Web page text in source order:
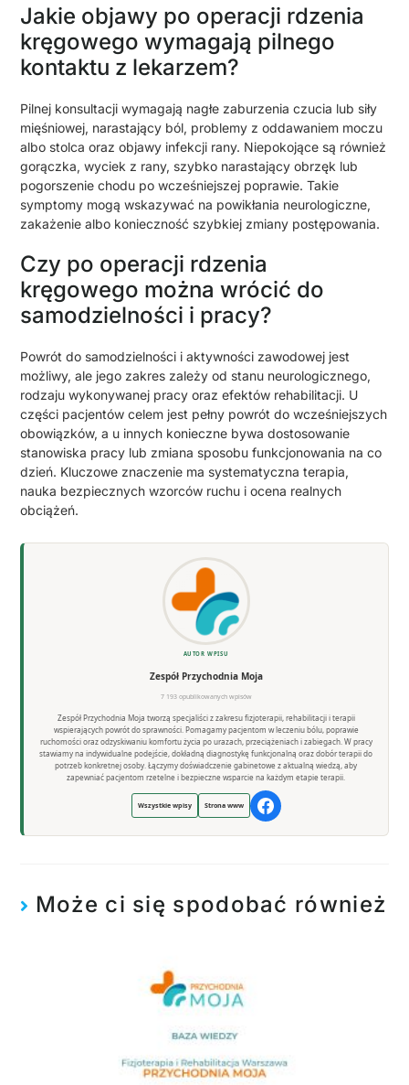
Jakie objawy po operacji rdzenia
kręgowego wymagają pilnego
kontaktu z lekarzem?
Pilnej konsultacji wymagają nagłe zaburzenia czucia lub siły
mięśniowej, narastający ból, problemy z oddawaniem moczu
albo stolca oraz objawy infekcji rany. Niepokojące są również
gorączka, wyciek z rany, szybko narastający obrzęk lub
pogorszenie chodu po wcześniejszej poprawie. Takie
symptomy mogą wskazywać na powikłania neurologiczne,
zakażenie albo konieczność szybkiej zmiany postępowania.
Czy po operacji rdzenia
kręgowego można wrócić do
samodzielności i pracy?
Powrót do samodzielności i aktywności zawodowej jest
możliwy, ale jego zakres zależy od stanu neurologicznego,
rodzaju wykonywanej pracy oraz efektów rehabilitacji. U
części pacjentów celem jest pełny powrót do wcześniejszych
obowiązków, a u innych konieczne bywa dostosowanie
stanowiska pracy lub zmiana sposobu funkcjonowania na co
dzień. Kluczowe znaczenie ma systematyczna terapia,
nauka bezpiecznych wzorców ruchu i ocena realnych
obciążeń.
AUTOR WPISU
Zespół Przychodnia Moja
7 193 opublikowanych wpisów
Zespół Przychodnia Moja tworzą specjaliści z zakresu fizjoterapii, rehabilitacji i terapii
wspierających powrót do sprawności. Pomagamy pacjentom w leczeniu bólu, poprawie
ruchomości oraz odzyskiwaniu komfortu życia po urazach, przeciążeniach i zabiegach. W pracy
stawiamy na indywidualne podejście, dokładną diagnostykę funkcjonalną oraz dobór terapii do
potrzeb konkretnej osoby. Łączymy doświadczenie gabinetowe z aktualną wiedzą, aby
zapewniać pacjentom rzetelne i bezpieczne wsparcie na każdym etapie terapii.
Wszystkie wpisy Strona www
Może ci się spodobać również